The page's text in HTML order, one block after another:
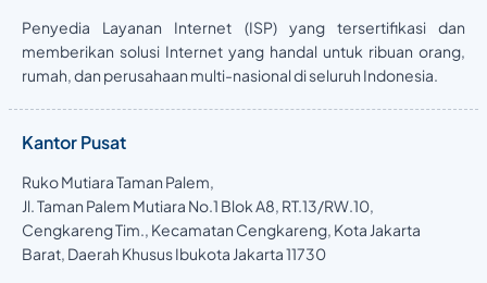
Penyedia Layanan Internet (ISP) yang tersertifikasi dan
memberikan solusi Internet yang handal untuk ribuan orang,
rumah, dan perusahaan multi-nasional di seluruh Indonesia.
Kantor Pusat
Ruko Mutiara Taman Palem,
Jl. Taman Palem Mutiara No.1 Blok A8, RT.13/RW.10,
Cengkareng Tim., Kecamatan Cengkareng, Kota Jakarta
Barat, Daerah Khusus Ibukota Jakarta 11730